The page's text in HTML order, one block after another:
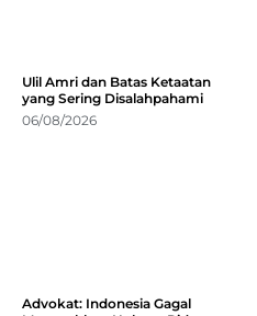
Ulil Amri dan Batas Ketaatan
yang Sering Disalahpahami
06/08/2026
Advokat: Indonesia Gagal